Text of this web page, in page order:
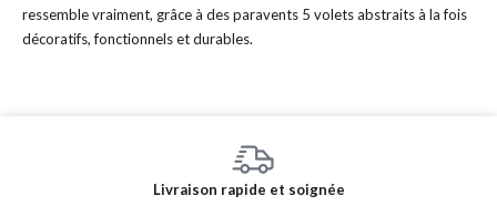
ressemble vraiment, grâce à des paravents 5 volets abstraits à la fois
décoratifs, fonctionnels et durables.
Livraison rapide et soignée